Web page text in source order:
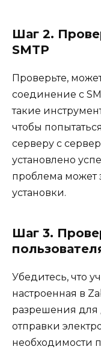
Шаг 2.
SMTP
Проверьте,
соединение с
такие
чтобы
серверу с
установлено
проблема может
установки.
Шаг 3.
Убедитесь, что
настроенная в
разрешения для
отправки
необходимости